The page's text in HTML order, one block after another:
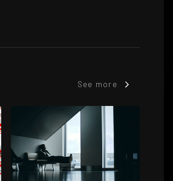
See more